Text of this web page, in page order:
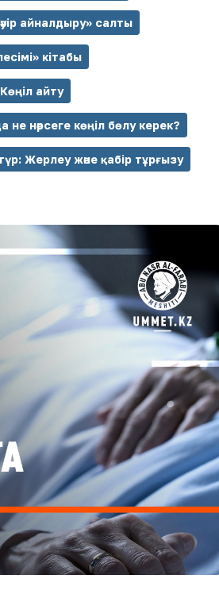
айналдыру» салты
кітабы
айту
нәрсеге көңіл бөлу керек?
Жерлеу және қабір тұрғызу